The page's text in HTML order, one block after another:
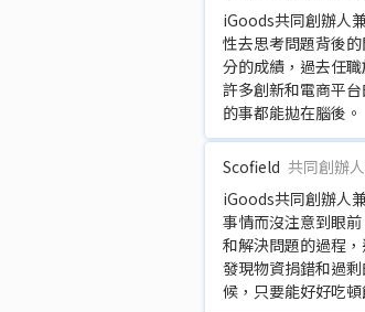
iGoods共同創辦人
性去思考問題背後
分的成績，過去任
許多創新和電商平
的事都能拋在腦後。
Scofield 共同創辦
iGoods共同創辦人
事情而沒注意到眼
和解決問題的過程
發現物資捐錯和過
候，只要能好好吃